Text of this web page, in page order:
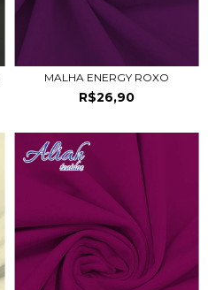
MALHA ENERGY ROXO
R$26,90